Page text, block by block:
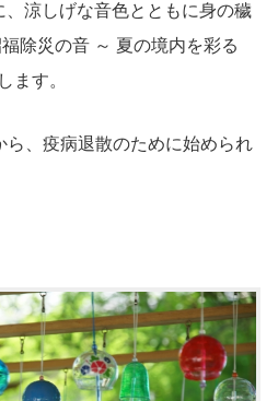
涼しげな音色とともに身の穢
除災の音 ～ 夏の境内を彩る
ます。
ら、疫病退散のために始められ